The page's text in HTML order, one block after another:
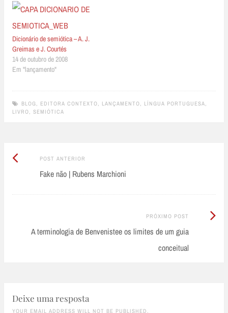
Dicionário de semiótica – A. J.
Greimas e J. Courtés
14 de outubro de 2008
Em "lançamento"
BLOG , EDITORA CONTEXTO, LANÇAMENTO, LÍNGUA PORTUGUESA,
LIVRO, SEMIÓTICA
Post
navigation
POST ANTERIOR
Anterior:
Fake não | Rubens Marchioni
PRÓXIMO POST
A terminologia de Benvenistee os limites de um guia
conceitual
Próximo
Deixe uma resposta
YOUR EMAIL ADDRESS WILL NOT BE PUBLISHED.